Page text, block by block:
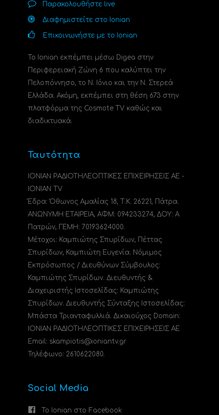
Παρακολουθήστε live
Διαφημιστείτε στο Ionian
Επικοινωνήστε με το Ionian
Το Ionian εκπέμπει μέσω Digea στην
Περιφερειακή Ζώνη 6 που καλύπτει την
Πελοπόννησο, το N. Ιόνιο και την Ν. Στερεά
Ελλάδα. Ακόμη, εκπέμπει στη θέση 673 στην
πλατφόρμα της Cosmote TV καθώς και
διαδικτυακά.
Ταυτότητα
ΙΟΝΙΑΝ ΡΑΔΙΟΤΗΛΕΟΠΤΙΚΕΣ ΕΠΙΧΕΙΡΗΣΕΙΣ ΑΕ -
IONIAN TV
Έδρα: Όθωνος Αμαλίας 18, Τ.Κ. 26221, Πάτρα.
ΑΝΩΝΥΜΗ ΕΤΑΙΡΕΙΑ, ΑΦΜ: 094233274, ΔΟΥ: A
Πατρών, ΓΕΜΗ: 70193624000.
Μέτοχοι: Καμπιώτης Σπυρίδων, Πέττας
Σπυρίδων, Καμπιώτη Ευγενία. Νόμιμος
Εκπρόσωπος / Διευθύνων Σύμβουλος:
Καμπιώτης Σπυρίδων. Διευθυντής &
Διαχειριστής Ιστοσελίδας: Καμπιώτης
Σπυρίδων. Διευθυντής Σύνταξης Ιστοσελίδας:
Μπάστα Τριανταφυλλιά. Δικαιούχος Domain:
ΙΟΝΙΑΝ ΡΑΔΙΟΤΗΛΕΟΠΤΙΚΕΣ ΕΠΙΧΕΙΡΗΣΕΙΣ ΑΕ
Email: skampiotis@ioniantv.gr
Τηλέφωνο: 2610622080.
Social Media
Το Ionian στο Facebook